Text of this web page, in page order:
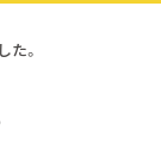
た。